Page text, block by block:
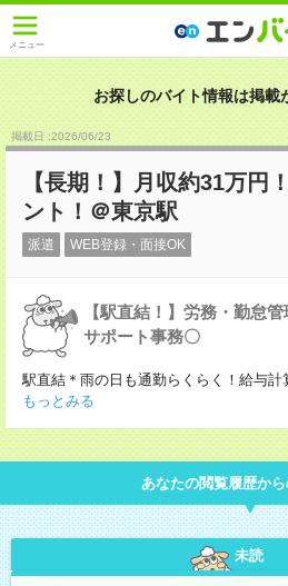
メニュー
お探しのバイト情報は掲載
掲載日 :2026/06/23
【長期！】月収約31万円
ント！＠東京駅
派遣 WEB登録・面接OK
【駅直結！】労務・勤怠
サポート事務〇
駅直結＊雨の日も通勤らくらく！給与計
もっとみる
あなたの閲覧履歴か
未読